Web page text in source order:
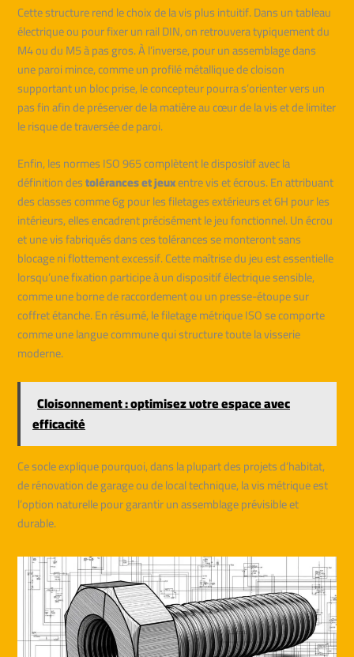
Cette structure rend le choix de la vis plus intuitif. Dans un tableau
électrique ou pour fixer un rail DIN, on retrouvera typiquement du
M4 ou du M5 à pas gros. À l’inverse, pour un assemblage dans
une paroi mince, comme un profilé métallique de cloison
supportant un bloc prise, le concepteur pourra s’orienter vers un
pas fin afin de préserver de la matière au cœur de la vis et de limiter
le risque de traversée de paroi.
Enfin, les normes ISO 965 complètent le dispositif avec la
définition destolérances et jeuxentre vis et écrous. En attribuant
des classes comme 6g pour les filetages extérieurs et 6H pour les
intérieurs, elles encadrent précisément le jeu fonctionnel. Un écrou
et une vis fabriqués dans ces tolérances se monteront sans
blocage ni flottement excessif. Cette maîtrise du jeu est essentielle
lorsqu’une fixation participe à un dispositif électrique sensible,
comme une borne de raccordement ou un presse-étoupe sur
coffret étanche. En résumé, le filetage métrique ISO se comporte
comme une langue commune qui structure toute la visserie
moderne.
Cloisonnement : optimisez votre espace avec
efficacité
Ce socle explique pourquoi, dans la plupart des projets d’habitat,
de rénovation de garage ou de local technique, la vis métrique est
l’option naturelle pour garantir un assemblage prévisible et
durable.